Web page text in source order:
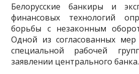
Белорусские банкиры и
финансовых технологий
борьбы с незаконным
Одной из согласованных
специальной рабочей
заявлении центрального банка.